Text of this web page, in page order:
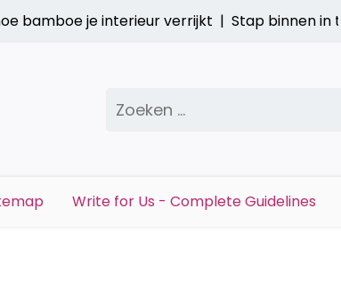
je interieur verrijkt |Stap binnen in
naar:
Write for Us - Complete Guidelines